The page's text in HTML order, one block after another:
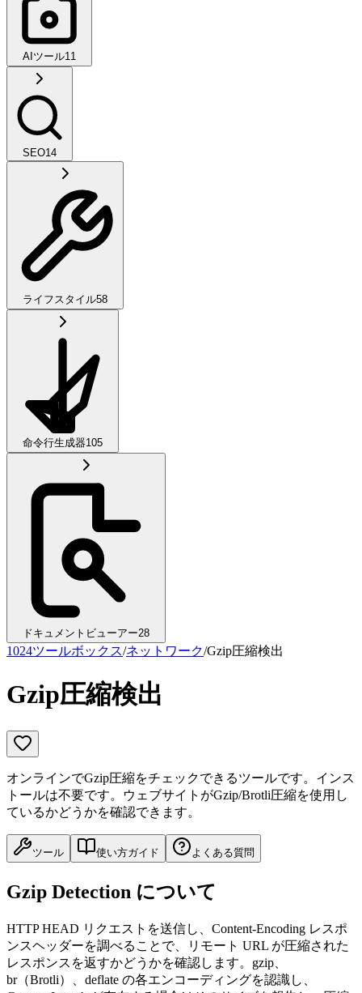
AIツール11
SEO14
ライフスタイル58
命令行生成器105
ドキュメントビューアー28
1024ツールボックス/ネットワーク/Gzip圧縮検出
Gzip圧縮検出
オンラインでGzip圧縮をチェックできるツールです。インス
トールは不要です。ウェブサイトがGzip/Brotli圧縮を使用し
ているかどうかを確認できます。
ツール 使い方ガイド よくある質問
Gzip Detection について
HTTP HEAD リクエストを送信し、Content-Encoding レスポ
ンスヘッダーを調べることで、リモート URL が圧縮された
レスポンスを返すかどうかを確認します。gzip、
br（Brotli）、deflate の各エンコーディングを認識し、